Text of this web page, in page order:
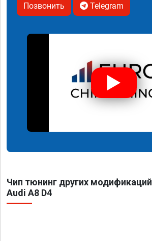
Позвонить Telegram
Чип тюнинг других модификаций
Audi A8 D4